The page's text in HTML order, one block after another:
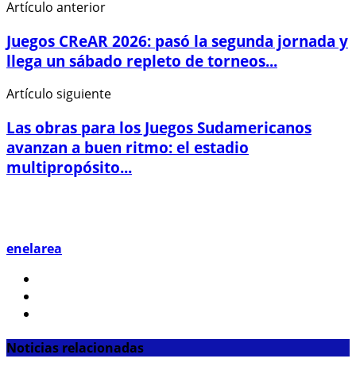
Artículo anterior
Juegos CReAR 2026: pasó la segunda jornada y
llega un sábado repleto de torneos...
Artículo siguiente
Las obras para los Juegos Sudamericanos
avanzan a buen ritmo: el estadio
multipropósito...
enelarea
Noticias relacionadas